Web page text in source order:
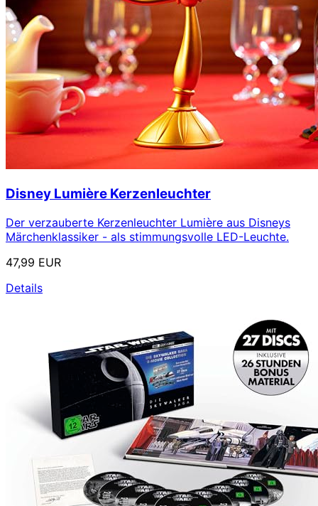
Disney Lumière Kerzenleuchter
Der verzauberte Kerzenleuchter Lumière aus Disneys
Märchenklassiker - als stimmungsvolle LED-Leuchte.
47,99 EUR
Details